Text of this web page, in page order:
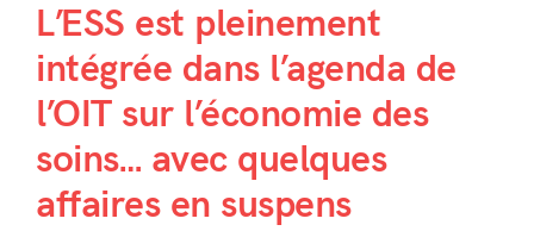
L’ESS est pleinement
intégrée dans l’agenda de
l’OIT sur l’économie des
soins… avec quelques
affaires en suspens